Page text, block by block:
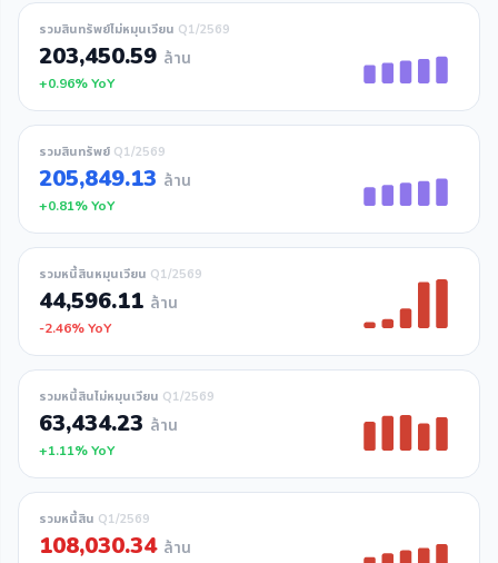
รวมสินทรัพย์ไม่หมุนเวียน Q1/2569
203,450.59 ล้าน
+0.96% YoY
รวมสินทรัพย์ Q1/2569
205,849.13 ล้าน
+0.81% YoY
รวมหนี้สินหมุนเวียน Q1/2569
44,596.11 ล้าน
-2.46% YoY
รวมหนี้สินไม่หมุนเวียน Q1/2569
63,434.23 ล้าน
+1.11% YoY
รวมหนี้สิน Q1/2569
108,030.34 ล้าน